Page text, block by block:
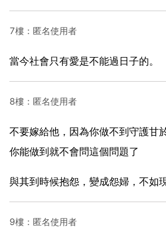
7樓：匿名使用者
當今社會只有愛是不能過日子的。
8樓：匿名使用者
不要嫁給他，因為你做不到守護甘
你能做到就不會問這個問題了
與其到時候抱怨，變成怨婦，不如
9樓：匿名使用者